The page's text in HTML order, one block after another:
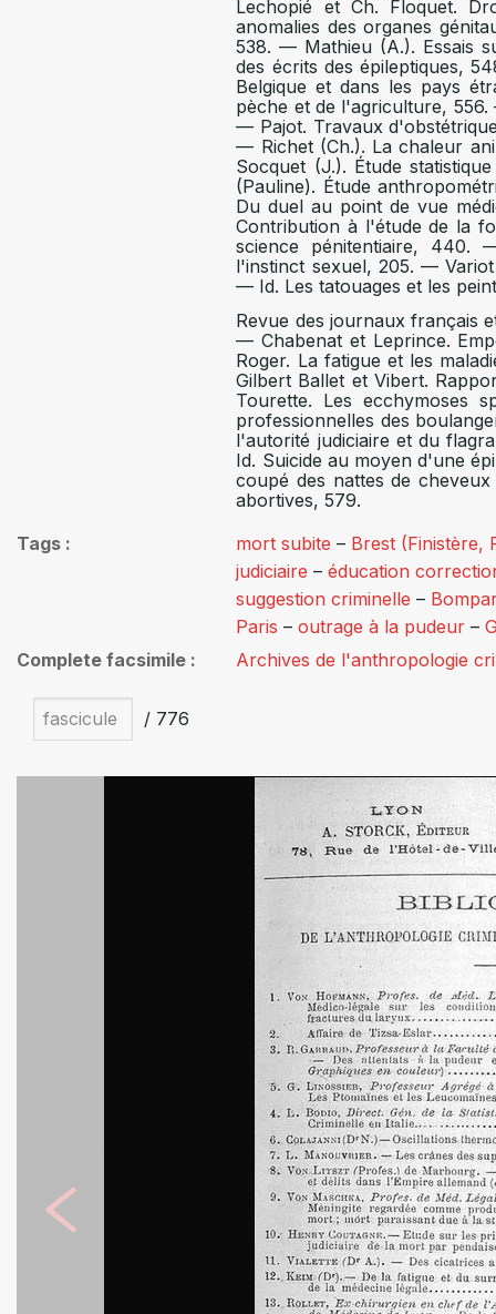
Lechopié et Ch. Floquet.
anomalies des organes
538. — Mathieu (A.). Essais
des écrits des épileptiques,
Belgique et dans les pays
pèche et de l'agriculture,
— Pajot. Travaux
— Richet (Ch.). La chaleur
Socquet (J.). Étude
(Pauline). Étude
Du duel au point de vue
Contribution à l'étude de la
science pénitentiaire, 440.
l'instinct sexuel, 205. —
— Id. Les tatouages et les
Revue des journaux français
— Chabenat et Leprince.
Roger. La fatigue et les
Gilbert Ballet et Vibert.
Tourette. Les ecchymoses
professionnelles des
l'autorité judiciaire et du
Id. Suicide au moyen d'une
coupé des nattes de
abortives, 579.
Tags
mort subite – Brest (Finistère,
judiciaire –éducation
suggestion criminelle –
Paris –outrage à la pudeur –
Complete facsimile
Archives de l'anthropologie
/ 776